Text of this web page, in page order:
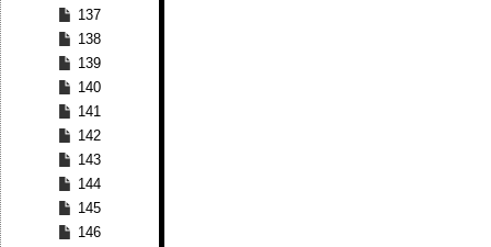
137
138
139
140
141
142
143
144
145
146